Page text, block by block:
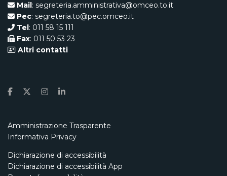
Mail: segreteria.amministrativa@omceo.to.it
Pec: segreteria.to@pec.omceo.it
Tel: 011 58 15 111
Fax: 011 50 53 23
Altri contatti
Amministrazione Trasparente
Informativa Privacy
Dichiarazione di accessibilità
Dichiarazione di accessibilità App